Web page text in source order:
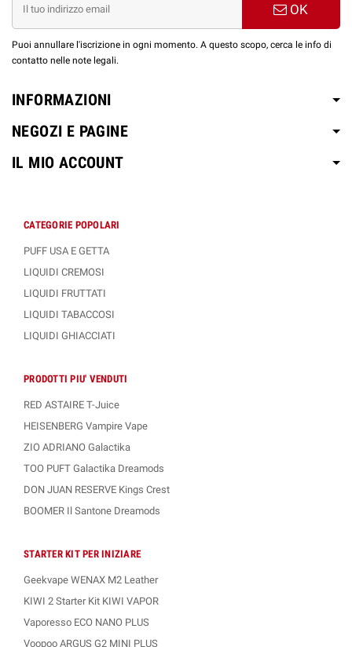
OK
Puoi annullare l'iscrizione in ogni momento. A questo scopo, cerca le info di
contatto nelle note legali.
INFORMAZIONI
NEGOZI E PAGINE
IL MIO ACCOUNT
CATEGORIE POPOLARI
PUFF USA E GETTA
LIQUIDI CREMOSI
LIQUIDI FRUTTATI
LIQUIDI TABACCOSI
LIQUIDI GHIACCIATI
PRODOTTI PIU' VENDUTI
RED ASTAIRE T-Juice
HEISENBERG Vampire Vape
ZIO ADRIANO Galactika
TOO PUFT Galactika Dreamods
DON JUAN RESERVE Kings Crest
BOOMER Il Santone Dreamods
STARTER KIT PER INIZIARE
Geekvape WENAX M2 Leather
KIWI 2 Starter Kit KIWI VAPOR
Vaporesso ECO NANO PLUS
Voopoo ARGUS G2 MINI PLUS